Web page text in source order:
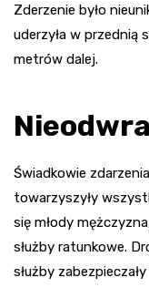
Zderzenie było
uderzyła w przednią
metrów dalej.
Świadkowie
towarzyszyły
się młody
służby ratunkowe.
służby